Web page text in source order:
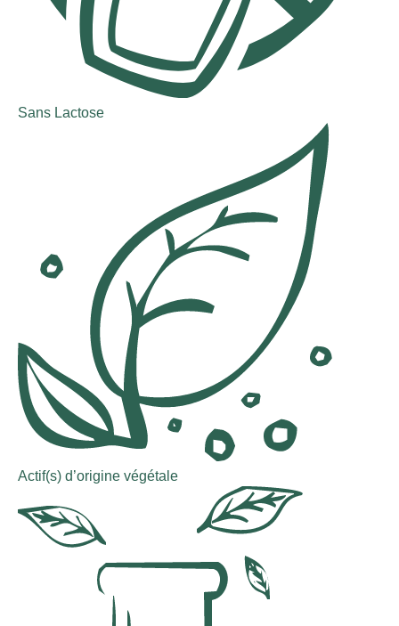
Sans Lactose
Actif(s) d’origine végétale